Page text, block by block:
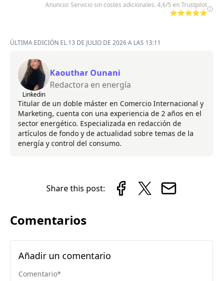
Anuncio: Servicio sin costes adicionales. 4,6/5 en Trustpilot
⭐⭐⭐⭐⭐
ÚLTIMA EDICIÓN EL 13 DE JULIO DE 2026 A LAS 13:11
Linkedin
Kaouthar Ounani
Redactora en energía
Titular de un doble máster en Comercio Internacional y
Marketing, cuenta con una experiencia de 2 años en el
sector energético. Especializada en redacción de
artículos de fondo y de actualidad sobre temas de la
energía y control del consumo.
Share this post:
Comentarios
Añadir un comentario
Comentario*